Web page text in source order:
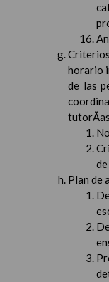
horario
de las
Plan de